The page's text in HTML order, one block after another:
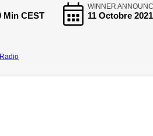
Min CEST
WINNER
11 Octobre